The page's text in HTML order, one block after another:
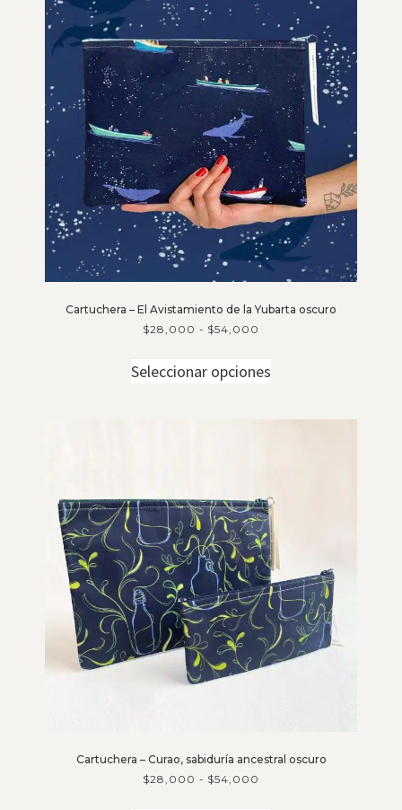
Cartuchera – El Avistamiento de la Yubarta oscuro
$28,000 - $54,000
Seleccionar opciones
Cartuchera – Curao, sabiduría ancestral oscuro
$28,000 - $54,000